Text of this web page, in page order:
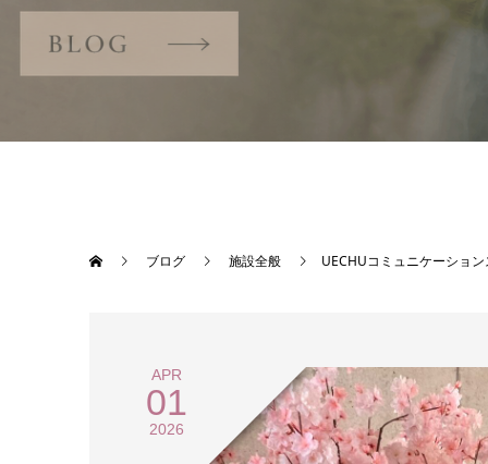
ブログ 施設全般 UECHUコミュニケーショ
APR
01
2026